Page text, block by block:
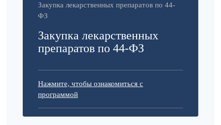
Закупка лекарственных препаратов по 44-
ФЗ
Закупка лекарственных
препаратов по 44-ФЗ
Нажмите, чтобы ознакомиться с
программой